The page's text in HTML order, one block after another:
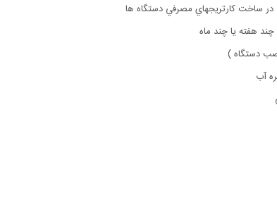
در ساخت كارتريجهاي مصرفي دستگاه ها
دستگاه )
آب